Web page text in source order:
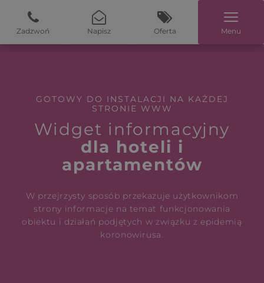
Zadzwoń Napisz Oferta Menu
Widget informacyjny
dla hoteli i
apartamentów
GOTOWY DO INSTALACJI NA KAŻDEJ
STRONIE WWW
W przejrzysty sposób przekazuje użytkownikom
strony informacje na temat funkcjonowania
obiektu i działań podjętych w związku z epidemią
koronowirusa.